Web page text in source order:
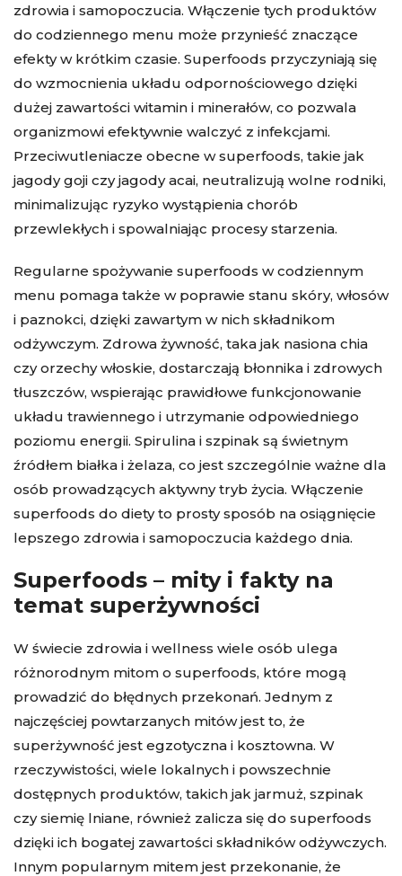
zdrowia i samopoczucia. Włączenie tych produktów
do codziennego menu może przynieść znaczące
efekty w krótkim czasie. Superfoods przyczyniają się
do wzmocnienia układu odpornościowego dzięki
dużej zawartości witamin i minerałów, co pozwala
organizmowi efektywnie walczyć z infekcjami.
Przeciwutleniacze obecne w superfoods, takie jak
jagody goji czy jagody acai, neutralizują wolne rodniki,
minimalizując ryzyko wystąpienia chorób
przewlekłych i spowalniając procesy starzenia.
Regularne spożywanie superfoods w codziennym
menu pomaga także w poprawie stanu skóry, włosów
i paznokci, dzięki zawartym w nich składnikom
odżywczym. Zdrowa żywność, taka jak nasiona chia
czy orzechy włoskie, dostarczają błonnika i zdrowych
tłuszczów, wspierając prawidłowe funkcjonowanie
układu trawiennego i utrzymanie odpowiedniego
poziomu energii. Spirulina i szpinak są świetnym
źródłem białka i żelaza, co jest szczególnie ważne dla
osób prowadzących aktywny tryb życia. Włączenie
superfoods do diety to prosty sposób na osiągnięcie
lepszego zdrowia i samopoczucia każdego dnia.
Superfoods – mity i fakty na
temat superżywności
W świecie zdrowia i wellness wiele osób ulega
różnorodnym mitom o superfoods, które mogą
prowadzić do błędnych przekonań. Jednym z
najczęściej powtarzanych mitów jest to, że
superżywność jest egzotyczna i kosztowna. W
rzeczywistości, wiele lokalnych i powszechnie
dostępnych produktów, takich jak jarmuż, szpinak
czy siemię lniane, również zalicza się do superfoods
dzięki ich bogatej zawartości składników odżywczych.
Innym popularnym mitem jest przekonanie, że